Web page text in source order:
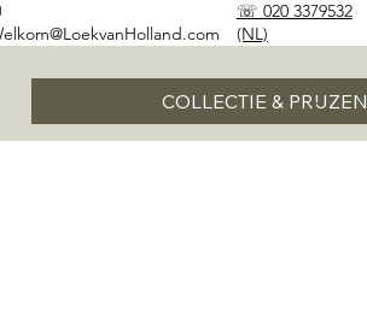
COLLECTIE & PRIJZEN
☏ 020 3379532
(NL)